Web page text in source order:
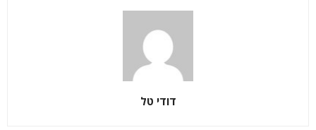
דודי טל